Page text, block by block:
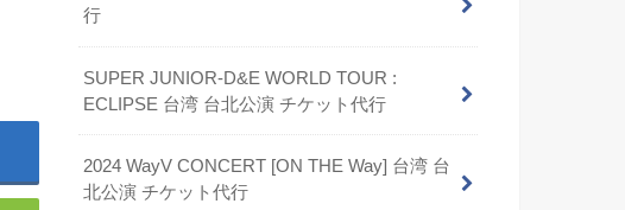
行
SUPER JUNIOR-D&E WORLD TOUR :
ECLIPSE 台湾 台北公演 チケット代行
2024 WayV CONCERT [ON THE Way] 台湾 台
北公演 チケット代行